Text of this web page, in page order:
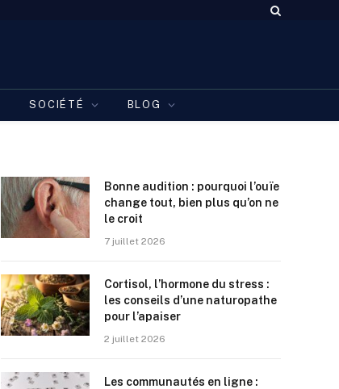
SOCIÉTÉ BLOG
Bonne audition : pourquoi l’ouïe
change tout, bien plus qu’on ne
le croit
7 juillet 2026
Cortisol, l’hormone du stress :
les conseils d’une naturopathe
pour l’apaiser
2 juillet 2026
Les communautés en ligne :